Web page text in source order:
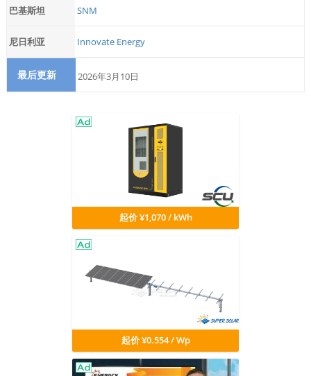
巴基斯坦 SNM
尼日利亚 Innovate Energy
最后更新 2026年3月10日
起价 ¥1,070 / kWh
起价 ¥0.554 / Wp